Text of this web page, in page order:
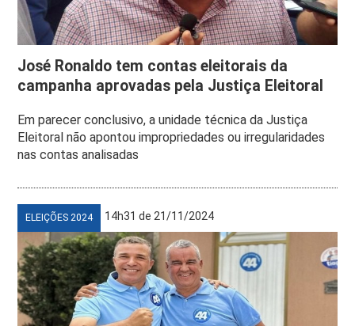
José Ronaldo tem contas eleitorais da
campanha aprovadas pela Justiça Eleitoral
Em parecer conclusivo, a unidade técnica da Justiça
Eleitoral não apontou impropriedades ou irregularidades
nas contas analisadas
ELEIÇÕES 2024 14h31 de 21/11/2024